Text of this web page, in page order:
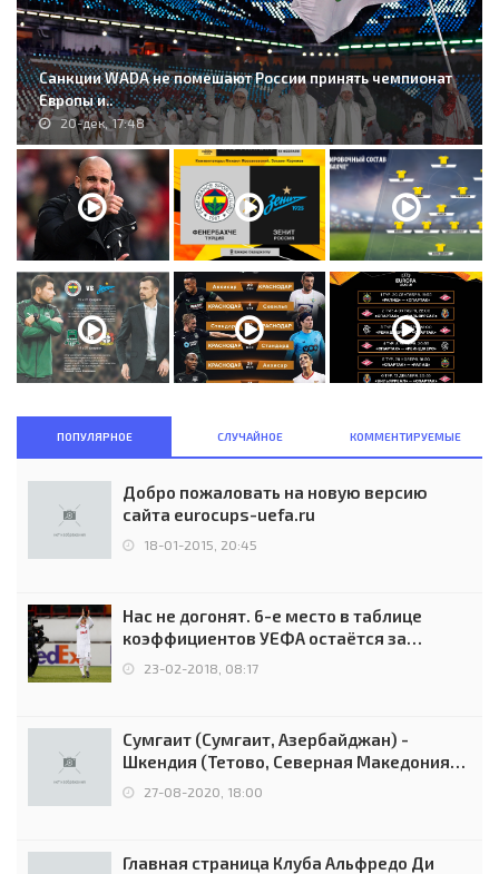
Санкции WADA не помешают России принять чемпионат
Европы и..
20-дек, 17:48
ПОПУЛЯРНОЕ СЛУЧАЙНОЕ КОММЕНТИРУЕМЫЕ
Добро пожаловать на новую версию
сайта eurocups-uefa.ru
18-01-2015, 20:45
Нас не догонят. 6-е место в таблице
коэффициентов УЕФА остаётся за
Россией
23-02-2018, 08:17
Сумгаит (Сумгаит, Азербайджан) -
Шкендия (Тетово, Северная Македония) -
0:2 (0:0)
27-08-2020, 18:00
Главная страница Клуба Альфредо Ди